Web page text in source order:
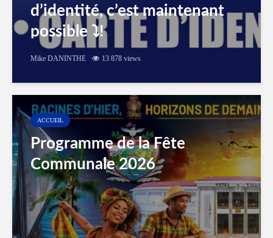
d’identité, c’est maintenant
possible ⤵️!
Mike DANINTHE 13 878 views
ACCUEIL
Programme de la Fête
Communale 2026